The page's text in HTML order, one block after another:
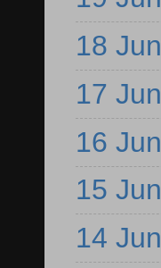
18 Jun
17 Jun
16 Jun
15 Jun
14 Jun